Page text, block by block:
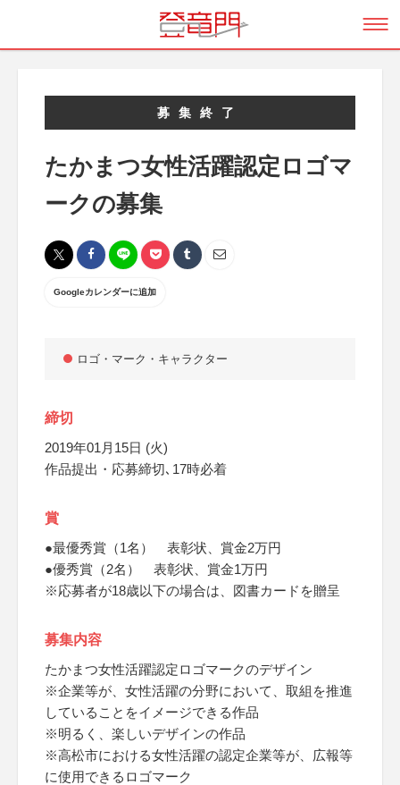
募集終了
たかまつ女性活躍認定ロゴマ
ークの募集
Googleカレンダーに追加
ロゴ・マーク・キャラクター
締切
2019年01月15日 (火)
作品提出・応募締切､17時必着
賞
●最優秀賞（1名） 表彰状、賞金2万円
●優秀賞（2名） 表彰状、賞金1万円
※応募者が18歳以下の場合は、図書カードを贈呈
募集内容
たかまつ女性活躍認定ロゴマークのデザイン
※企業等が、女性活躍の分野において、取組を推進
していることをイメージできる作品
※明るく、楽しいデザインの作品
※高松市における女性活躍の認定企業等が、広報等
に使用できるロゴマーク